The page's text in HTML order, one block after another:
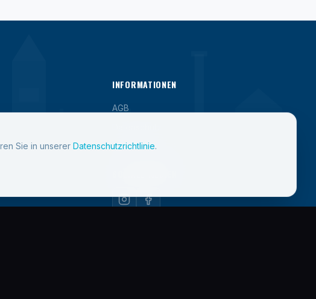
INFORMATIONEN
AGB
Průvodce EET 2.0
Sie in unserer Datenschutzrichtlinie.